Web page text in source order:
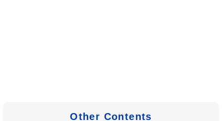
Other Contents